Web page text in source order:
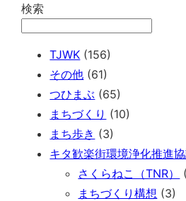
検索
TJWK (156)
その他 (61)
つひまぶ (65)
まちづくり (10)
まち歩き (3)
キタ歓楽街環境浄化推進
さくらねこ（TNR）
まちづくり構想 (3)